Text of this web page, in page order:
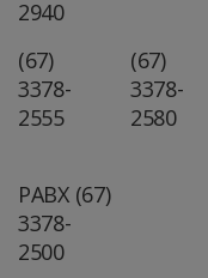
2940
(67)
3378-
2555
(67)
3378-
2580
PABX (67)
3378-
2500